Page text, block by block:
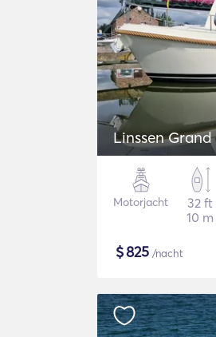
Linssen
Motorjacht
32 ft
10 m
$825 /nacht